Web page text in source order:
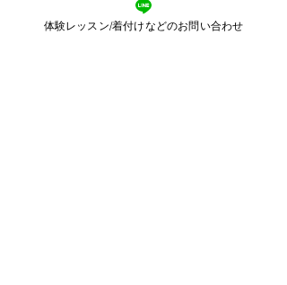
このイベントをシェア
体験レッスン/着付けなどのお問い合わせ